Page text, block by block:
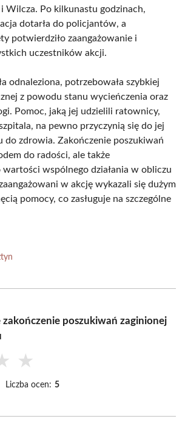
Wilcza. Po kilkunastu godzinach,
dotarła do policjantów, a
potwierdziło zaangażowanie i
uczestników akcji.
odnaleziona, potrzebowała szybkiej
z powodu stanu wycieńczenia oraz
Pomoc, jaką jej udzielili ratownicy,
na pewno przyczynią się do jej
do zdrowia. Zakończenie poszukiwań
do radości, ale także
wspólnego działania w obliczu
w akcję wykazali się dużym
pomocy, co zasługuje na szczególne
zakończenie poszukiwań zaginionej
★
Liczba ocen: 5